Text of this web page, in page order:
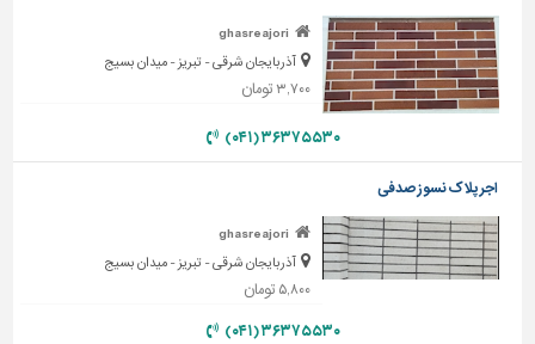
تاسیسات
ساختمان
شهرسازی،
و
سازه
سایر
ghasreajori
آذربایجان شرقی - تبریز - میدان بسیج
۳,۷۰۰ تومان
۳۶۳۷۵۵۳۰ (۰۴۱)
اجر پلاک نسوز صدفی
ghasreajori
آذربایجان شرقی - تبریز - میدان بسیج
۵,۸۰۰ تومان
۳۶۳۷۵۵۳۰ (۰۴۱)